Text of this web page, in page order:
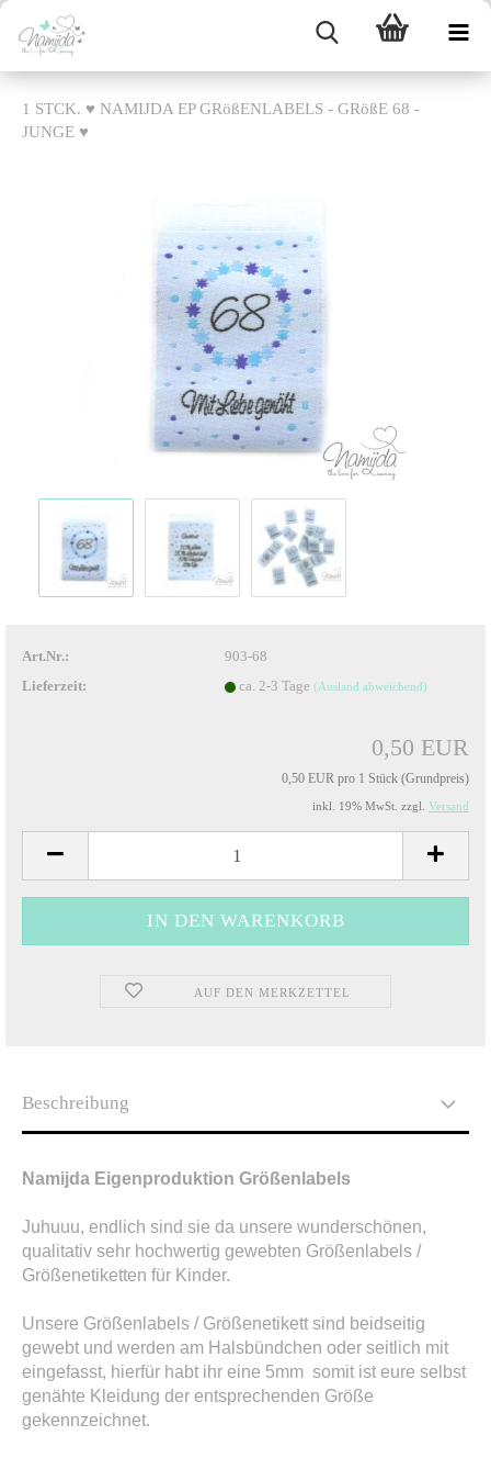
1 STCK. ♥ NAMIJDA EP GRößENLABELS - GRößE 68 -
JUNGE ♥
Art.Nr.:
903-68
Lieferzeit:
ca. 2-3 Tage (Ausland abweichend)
0,50 EUR
0,50 EUR pro 1 Stück (Grundpreis)
inkl. 19% MwSt. zzgl. Versand
AUF DEN MERKZETTEL
Beschreibung
Namijda Eigenproduktion Größenlabels
Juhuuu, endlich sind sie da unsere wunderschönen,
qualitativ sehr hochwertig gewebten Größenlabels /
Größenetiketten für Kinder.
Unsere Größenlabels / Größenetikett sind beidseitig
gewebt und werden am Halsbündchen oder seitlich mit
eingefasst, hierfür habt ihr eine 5mm somit ist eure selbst
genähte Kleidung der entsprechenden Größe
gekennzeichnet.